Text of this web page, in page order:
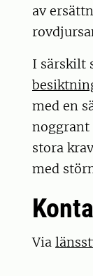
av
I särskilt
med en
noggrant
stora
med
Via